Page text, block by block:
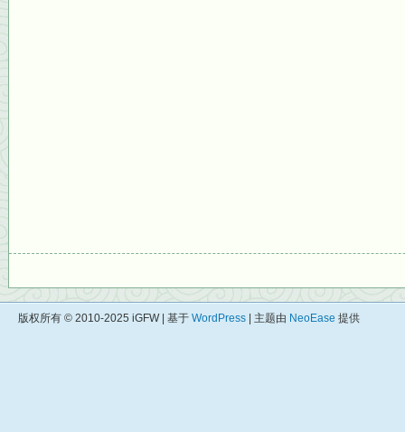
版权所有 © 2010-2025 iGFW | 基于 WordPress | 主题由 NeoEase 提供